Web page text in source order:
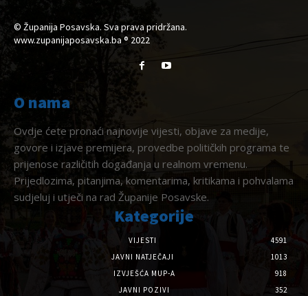
© Županija Posavska. Sva prava pridržana.
www.zupanijaposavska.ba ® 2022
O nama
Ovdje ćete pronaći najnovije vijesti, objave za medije,
govore i izjave premijera, provedbe političkih programa te
prijenose različitih događanja u realnom vremenu.
Prijedlozima, pitanjima, komentarima, kritikama i pohvalama
sudjeluj i utječi na rad Županije Posavske.
Kategorije
VIJESTI
4591
JAVNI NATJEČAJI
1013
IZVJEŠĆA MUP-A
918
JAVNI POZIVI
352